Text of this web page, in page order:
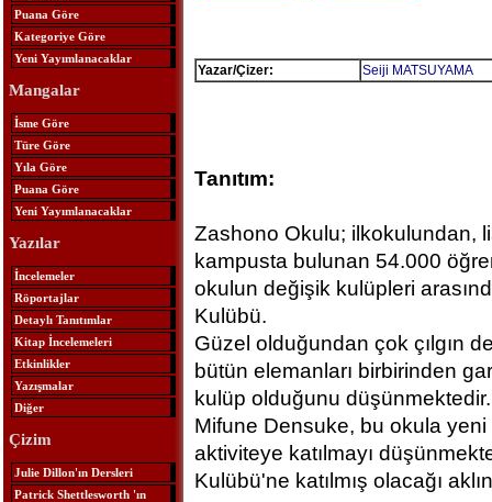
Puana Göre
Kategoriye Göre
Yeni Yayımlanacaklar
Mangalar
İsme Göre
Türe Göre
Yıla Göre
Puana Göre
Yeni Yayımlanacaklar
Yazılar
İncelemeler
Röportajlar
Detaylı Tanıtımlar
Kitap İncelemeleri
Etkinlikler
Yazışmalar
Diğer
Çizim
Julie Dillon'ın Dersleri
Patrick Shettlesworth 'ın
Yazar/Çizer: Seiji MATSUYAMA
Tanıtım:
Zashono Okulu; ilkokulundan,
kampusta bulunan 54.000
okulun değişik kulüpleri
Kulübü.
Güzel olduğundan çok çılgın
bütün elemanları birbirinden
kulüp olduğunu düşünmektedir.
Mifune Densuke, bu okula
aktiviteye katılmayı
Kulübü'ne katılmış olacağı